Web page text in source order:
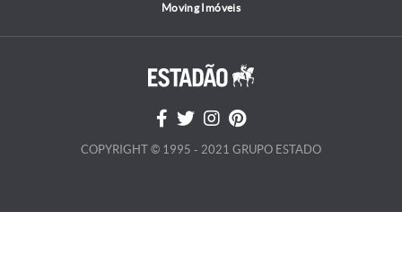
Moving Imóveis
COPYRIGHT © 1995 - 2021 GRUPO ESTADO